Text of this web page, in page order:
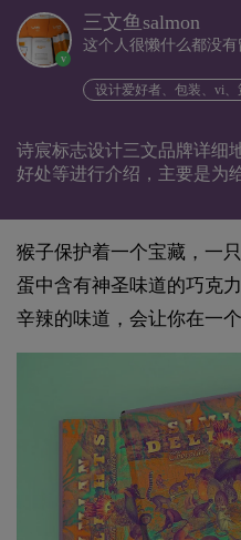
v
三文鱼salmon
这个人很懒什么都没有
设计爱好者、包装、vi、
诗宸标志设计三文品牌详细
好处等进行介绍，主要是为
猴子保护着一个宝藏，一
蛋中含有神圣味道的巧克
辛辣的味道，会让你在一